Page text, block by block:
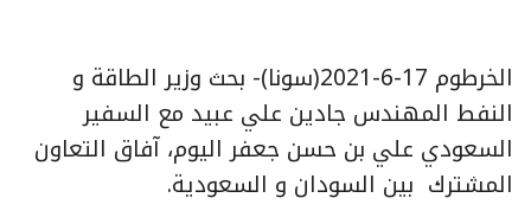
الخرطوم 17-6-2021(سونا)- بحث وزير الطاقة و
النفط المهندس جادين علي عبيد مع السفير
السعودي علي بن حسن جعفر اليوم، آفاق التعاون
المشترك بين السودان و السعودية.